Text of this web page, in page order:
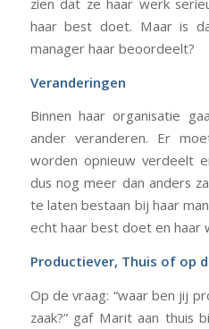
haar best doet. Maar is
manager haar beoordeelt?
Veranderingen
Binnen haar organisatie
ander veranderen. Er
worden opnieuw verdeelt
dus nog meer dan anders
te laten bestaan bij haar
echt haar best doet en haar
Productiever, Thuis of op
Op de vraag: “waar ben jij
zaak?” gaf Marit aan thuis